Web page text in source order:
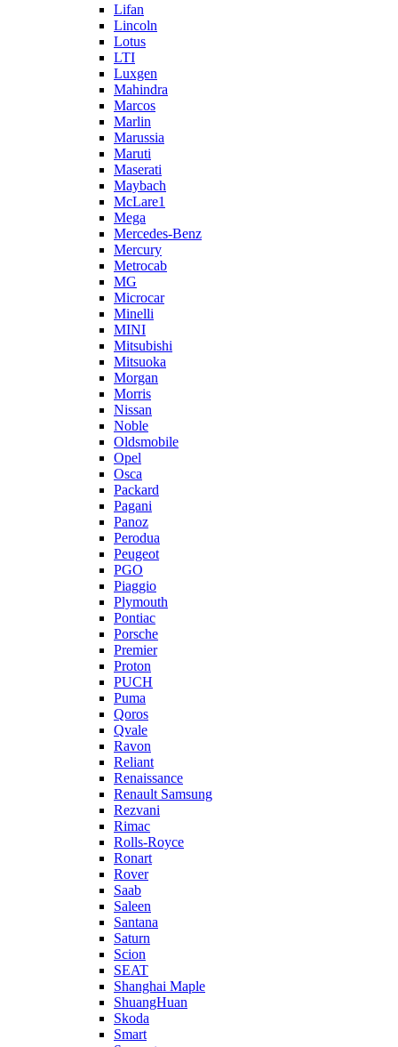
Lifan
Lincoln
Lotus
LTI
Luxgen
Mahindra
Marcos
Marlin
Marussia
Maruti
Maserati
Maybach
McLare1
Mega
Mercedes-Benz
Mercury
Metrocab
MG
Microcar
Minelli
MINI
Mitsubishi
Mitsuoka
Morgan
Morris
Nissan
Noble
Oldsmobile
Opel
Osca
Packard
Pagani
Panoz
Perodua
Peugeot
PGO
Piaggio
Plymouth
Pontiac
Porsche
Premier
Proton
PUCH
Puma
Qoros
Qvale
Ravon
Reliant
Renaissance
Renault Samsung
Rezvani
Rimac
Rolls-Royce
Ronart
Rover
Saab
Saleen
Santana
Saturn
Scion
SEAT
Shanghai Maple
ShuangHuan
Skoda
Smart